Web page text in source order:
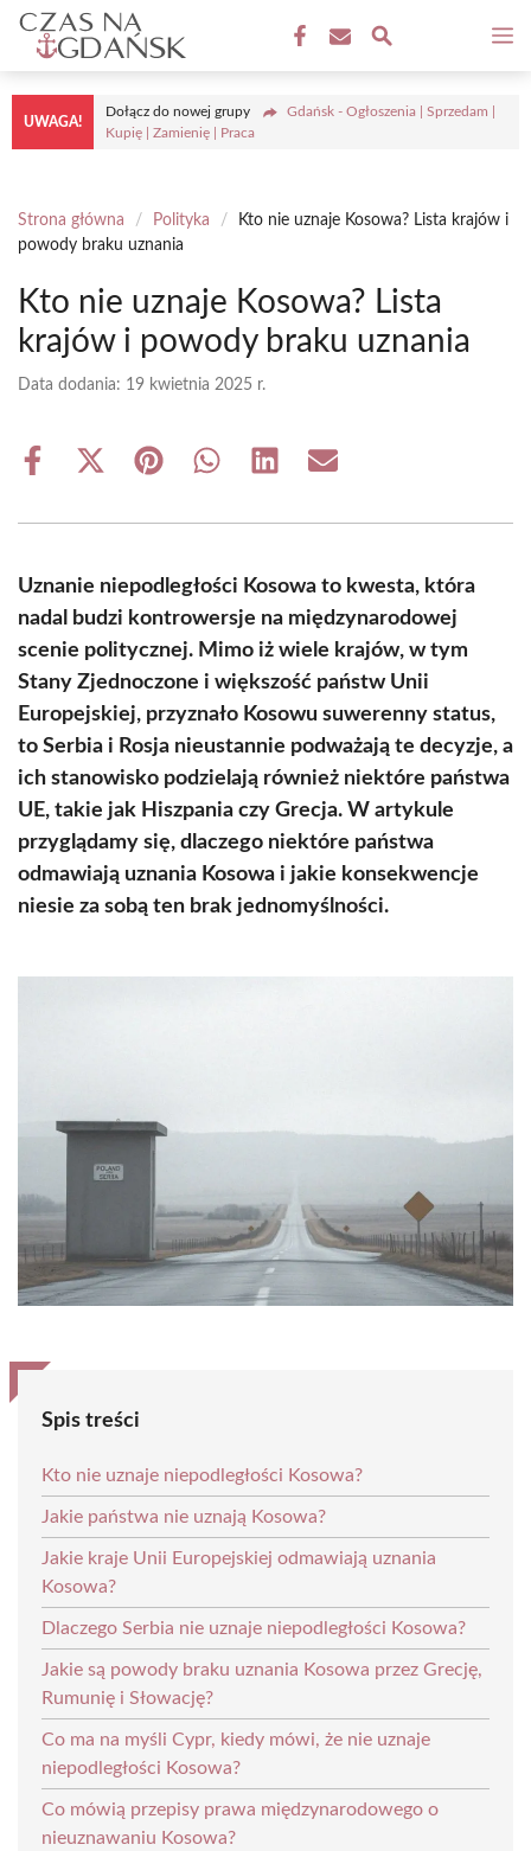
Przejdź
treści
UWAGA!
Dołącz do nowej grupy
Gdańsk - Ogłoszenia | Sprzedam |
Kupię | Zamienię | Praca
Strona główna / Polityka /
Kto nie uznaje Kosowa? Lista krajów i
powody braku uznania
Kto nie uznaje Kosowa? Lista
krajów i powody braku uznania
Data dodania: 19 kwietnia 2025 r.
Share
Share
(Twitter)
Share Share Share Share
Uznanie niepodległości Kosowa to kwesta, która
nadal budzi kontrowersje na międzynarodowej
scenie politycznej. Mimo iż wiele krajów, w tym
Stany Zjednoczone i większość państw Unii
Europejskiej, przyznało Kosowu suwerenny status,
to Serbia i Rosja nieustannie podważają te decyzje, a
ich stanowisko podzielają również niektóre państwa
UE, takie jak Hiszpania czy Grecja. W artykule
przyglądamy się, dlaczego niektóre państwa
odmawiają uznania Kosowa i jakie konsekwencje
niesie za sobą ten brak jednomyślności.
Spis treści
Kto nie uznaje niepodległości Kosowa?
Jakie państwa nie uznają Kosowa?
Jakie kraje Unii Europejskiej odmawiają uznania
Kosowa?
Dlaczego Serbia nie uznaje niepodległości Kosowa?
Jakie są powody braku uznania Kosowa przez Grecję,
Rumunię i Słowację?
Co ma na myśli Cypr, kiedy mówi, że nie uznaje
niepodległości Kosowa?
Co mówią przepisy prawa międzynarodowego o
nieuznawaniu Kosowa?